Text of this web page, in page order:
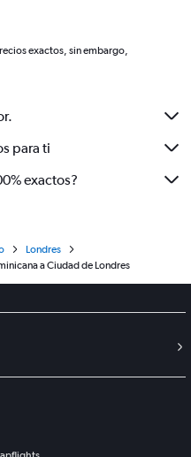
exactos, sin embargo,
para ti
exactos?
Londres
a Ciudad de Londres